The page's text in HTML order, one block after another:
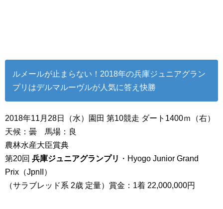
ルメールが止まらない！2018年の兵庫ジュニアグラン
プリはデルマルーヴルが人気に答え快勝
2018年11月28日（水）園田 第10競走 ダート1400ｍ（右）
天候：曇 馬場：良
農林水産大臣賞典
第20回 兵庫ジュニアグランプリ ・Hyogo Junior Grand
Prix（JpnII）
（サラブレッド系 2歳 定量）賞金：1着 22,000,000円